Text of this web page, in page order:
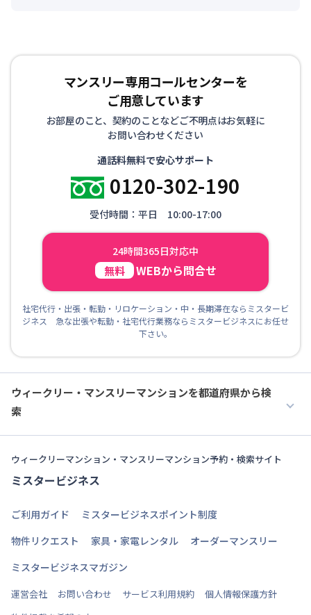
マンスリー専用コールセンターを
ご用意しています
お部屋のこと、契約のことなどご不明点はお気軽に
お問い合わせください
通話料無料で安心サポート
0120-302-190
受付時間：平日 10:00-17:00
24時間365日対応中
無料 WEBから問合せ
社宅代行・出張・転勤・リロケーション・中・長期滞在ならミスタービ
ジネス 急な出張や転勤・社宅代行業務ならミスタービジネスにお任せ
下さい。
ウィークリー・マンスリーマンションを都道府県から検
索
ウィークリーマンション・マンスリーマンション予約・検索サイト
ミスタービジネス
ご利用ガイド
ミスタービジネスポイント制度
物件リクエスト
家具・家電レンタル
オーダーマンスリー
ミスタービジネスマガジン
運営会社 お問い合わせ サービス利用規約
個人情報保護方針